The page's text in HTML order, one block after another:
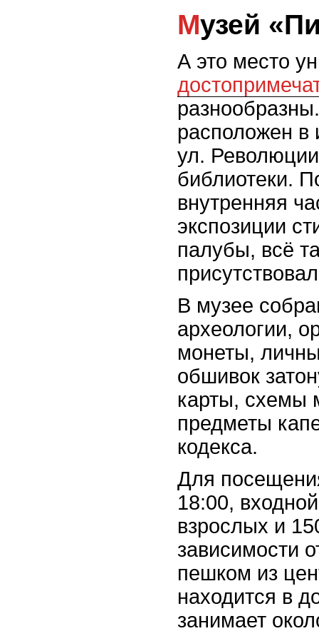
Музей
А это место
расположен в
ул.
библиотеки.
внутренняя
экспозиции
палубы, всё
В музее
археологии,
монеты,
обшивок
карты, схемы
предметы
кодекса.
Для
18:00,
взрослых и
зависимости
пешком из
находится в
занимает